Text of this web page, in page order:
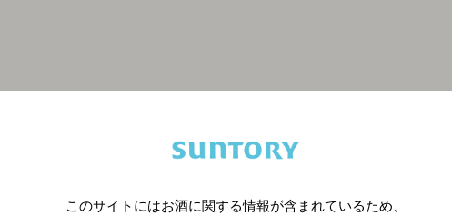
関連ページ
このサイトにはお酒に関する情報が含まれているため、